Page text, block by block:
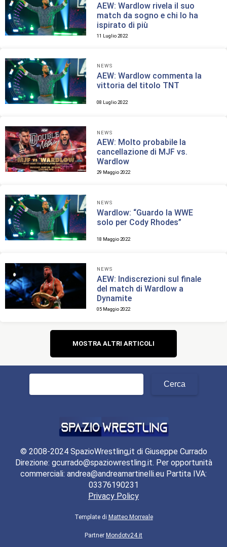
AEW: Wardlow rivela il suo
match da sogno e chi lo ha
ispirato di più
11 Luglio 2022
NEWS
AEW: Wardlow commenta la
vittoria del titolo TNT
08 Luglio 2022
NEWS
AEW: Molto probabile la
cancellazione di MJF vs.
Wardlow
29 Maggio 2022
NEWS
Wardlow: “Guardo la WWE
solo per Cody Rhodes”
18 Maggio 2022
NEWS
AEW: Indiscrezioni sul finale
del match di Wardlow a
Dynamite
05 Maggio 2022
Navigazione
articoli
MOSTRA ALTRI ARTICOLI
© 2008-2024 SpazioWrestling,it di Giuseppe Currado
Direzione: gcurrado@spaziowrestling.it. Per opportunità
commerciali: andrea@andreamartinelli.eu Partita IVA:
03376190231
Privacy Policy
Template di Matteo Morreale
Partner Mondotv24.it